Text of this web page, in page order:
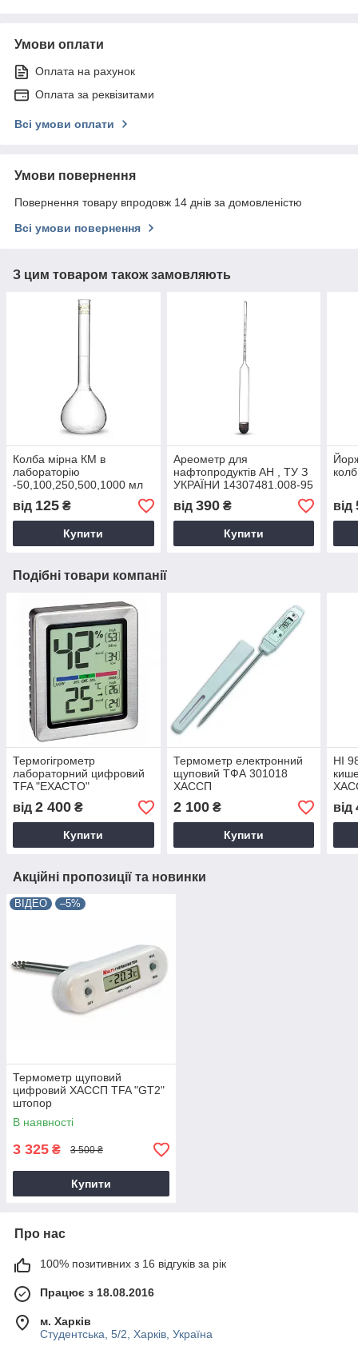
Умови оплати
Оплата на рахунок
Оплата за реквізитами
Всі умови оплати
Умови повернення
Повернення товару впродовж 14 днів за домовленістю
Всі умови повернення
З цим товаром також замовляють
Колба мірна КМ в
лабораторію
-50,100,250,500,1000 мл
від 125 ₴
Купити
Ареометр для
нафтопродуктів АН , ТУ З
УКРАЇНИ 14307481.008-95
від 390₴
Купити
від
Подібні товари компанії
Термогігрометр
лабораторний цифровий
TFA "EXACTO"
від 2 400 ₴
Купити
Термометр електронний
щуповий ТФА 301018
ХАССП
2 100₴
Купити
HI
від
Акційні пропозиції та новинки
ВІДЕО –5%
Термометр щуповий
цифровий ХАССП TFA "GT2"
штопор
В наявності
3 325 ₴ 3 500 ₴
Купити
Про нас
100% позитивних з 16 відгуків за рік
Працює з 18.08.2016
м. Харків
Студентська, 5/2, Харків, Україна